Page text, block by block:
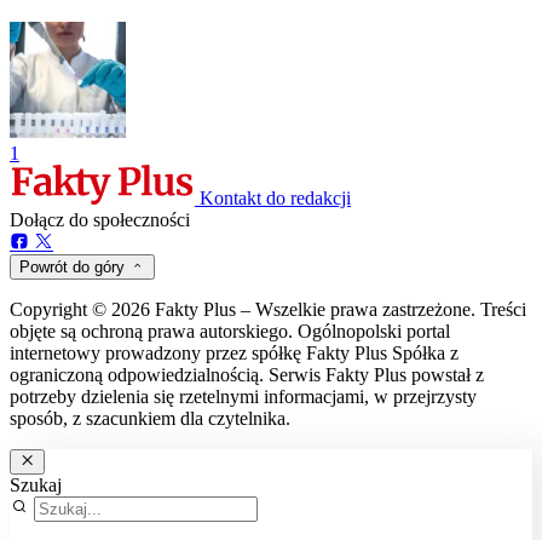
1
Kontakt do redakcji
Dołącz do społeczności
Powrót do góry
Copyright © 2026 Fakty Plus – Wszelkie prawa zastrzeżone. Treści
objęte są ochroną prawa autorskiego. Ogólnopolski portal
internetowy prowadzony przez spółkę Fakty Plus Spółka z
ograniczoną odpowiedzialnością. Serwis Fakty Plus powstał z
potrzeby dzielenia się rzetelnymi informacjami, w przejrzysty
sposób, z szacunkiem dla czytelnika.
Szukaj